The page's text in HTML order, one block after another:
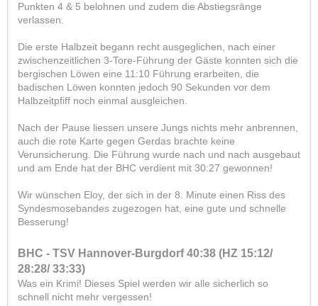
Punkten 4 & 5 belohnen und zudem die Abstiegsränge
verlassen.
Die erste Halbzeit begann recht ausgeglichen, nach einer
zwischenzeitlichen 3-Tore-Führung der Gäste konnten sich die
bergischen Löwen eine 11:10 Führung erarbeiten, die
badischen Löwen konnten jedoch 90 Sekunden vor dem
Halbzeitpfiff noch einmal ausgleichen.
Nach der Pause liessen unsere Jungs nichts mehr anbrennen,
auch die rote Karte gegen Gerdas brachte keine
Verunsicherung. Die Führung wurde nach und nach ausgebaut
und am Ende hat der BHC verdient mit 30:27 gewonnen!
Wir wünschen Eloy, der sich in der 8. Minute einen Riss des
Syndesmosebandes zugezogen hat, eine gute und schnelle
Besserung!
BHC - TSV Hannover-Burgdorf 40:38 (HZ 15:12/
28:28/ 33:33)
Was ein Krimi! Dieses Spiel werden wir alle sicherlich so
schnell nicht mehr vergessen!